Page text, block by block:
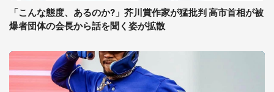
「こんな態度、あるのか?」芥川賞作家が猛批判 高市首相が被
爆者団体の会長から話を聞く姿が拡散